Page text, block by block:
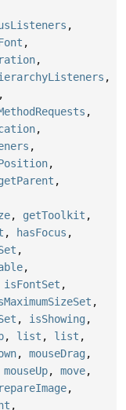
,
,
,
,
,
,
,
,
,
,
, getToolkit ,
, hasFocus ,
,
,
isFontSet ,
,
, isShowing ,
, list , list ,
, mouseDrag ,
mouseUp, move,
,
,